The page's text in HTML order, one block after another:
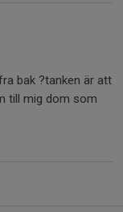
bak ?tanken är att
till mig dom som